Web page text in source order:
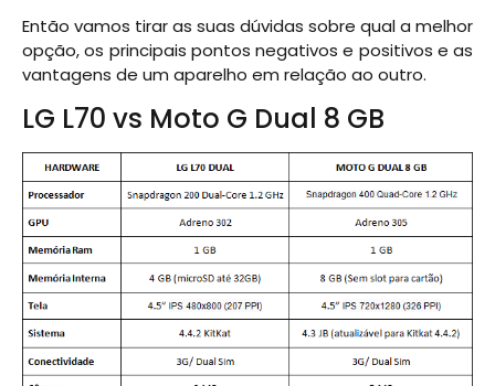
Então vamos tirar as suas dúvidas sobre qual a melhor
opção, os principais pontos negativos e positivos e as
vantagens de um aparelho em relação ao outro.
LG L70 vs Moto G Dual 8 GB